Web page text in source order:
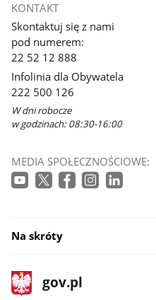
KONTAKT
Skontaktuj się z nami
pod numerem:
22 52 12 888
Infolinia dla Obywatela
222 500 126
W dni robocze
w godzinach: 08:30-16:00
MEDIA SPOŁECZNOŚCIOWE:
Na skróty
stopka
gov.pl
Strona
gov.pl